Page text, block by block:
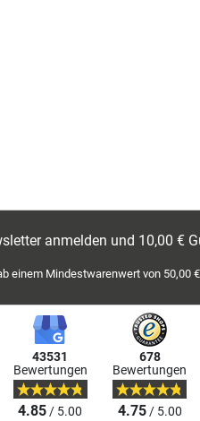
anmelden und 10,00 €
einem Mindestwarenwert von 50,00 €
43531
Bewertungen
4.85/ 5.00
678
Bewertungen
4.75/ 5.00